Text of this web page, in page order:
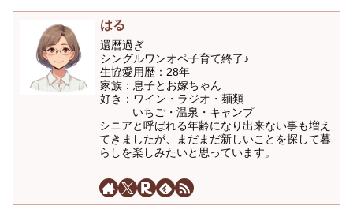
はる
還暦過ぎ
シングルワンオペ子育て終了♪
生協愛用歴：28年
家族：息子とお嫁ちゃん
好き：ワイン・ラジオ・麺類
いちご・温泉・キャンプ
シニアと呼ばれる年齢になり出来ない事も増え
てきましたが、まだまだ新しいことを探して暮
らしを楽しみたいと思っています。